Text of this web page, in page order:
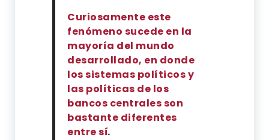
Curiosamente este
fenómeno sucede en la
mayoría del mundo
desarrollado, en donde
los sistemas políticos y
las políticas de los
bancos centrales son
bastante diferentes
entre sí.